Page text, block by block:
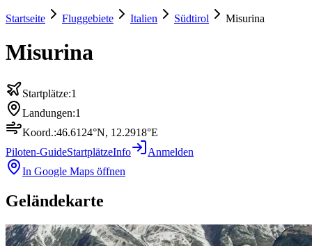
Startseite Fluggebiete Italien Südtirol Misurina
Misurina
Startplätze:1
Landungen:1
Koord.:46.6124°N, 12.2918°E
Piloten-GuideStartplätzeInfo
Anmelden
In Google Maps öffnen
Geländekarte